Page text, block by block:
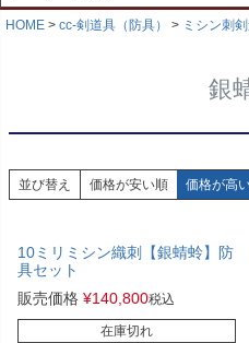
HOME cc-剣道具（防具） ミシン刺
銀
並び替え 価格が安い順 価格が高
10ミリミシン織刺【銀蜻蛉】防
具セット
販売価格 ¥140,800税込
在庫切れ